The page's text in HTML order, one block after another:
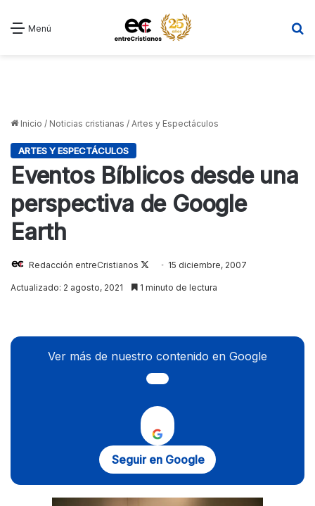
Menú
Inicio / Noticias cristianas / Artes y Espectáculos
ARTES Y ESPECTÁCULOS
Eventos Bíblicos desde una
perspectiva de Google
Earth
Redacción entreCristianos
Follow
on
15 diciembre, 2007
Actualizado: 2 agosto, 2021 1 minuto de lectura
Ver más de nuestro contenido en Google
Seguir en Google